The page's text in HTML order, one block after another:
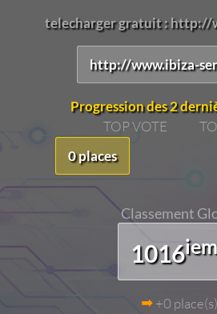
telecharger gratuit : http://
http://www.ibiza-
Progression des 2
TOP VOTE
0 places
Classement
1016
+0 place(s)